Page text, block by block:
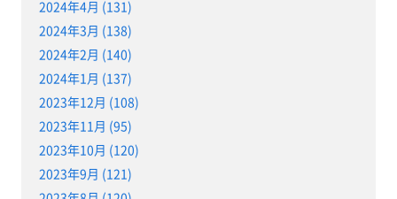
2024年4月 (131)
2024年3月 (138)
2024年2月 (140)
2024年1月 (137)
2023年12月 (108)
2023年11月 (95)
2023年10月 (120)
2023年9月 (121)